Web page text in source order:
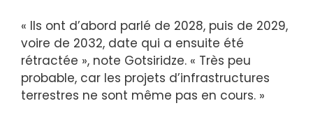
« Ils ont d’abord parlé de 2028, puis de 2029,
voire de 2032, date qui a ensuite été
rétractée », note Gotsiridze. « Très peu
probable, car les projets d’infrastructures
terrestres ne sont même pas en cours. »